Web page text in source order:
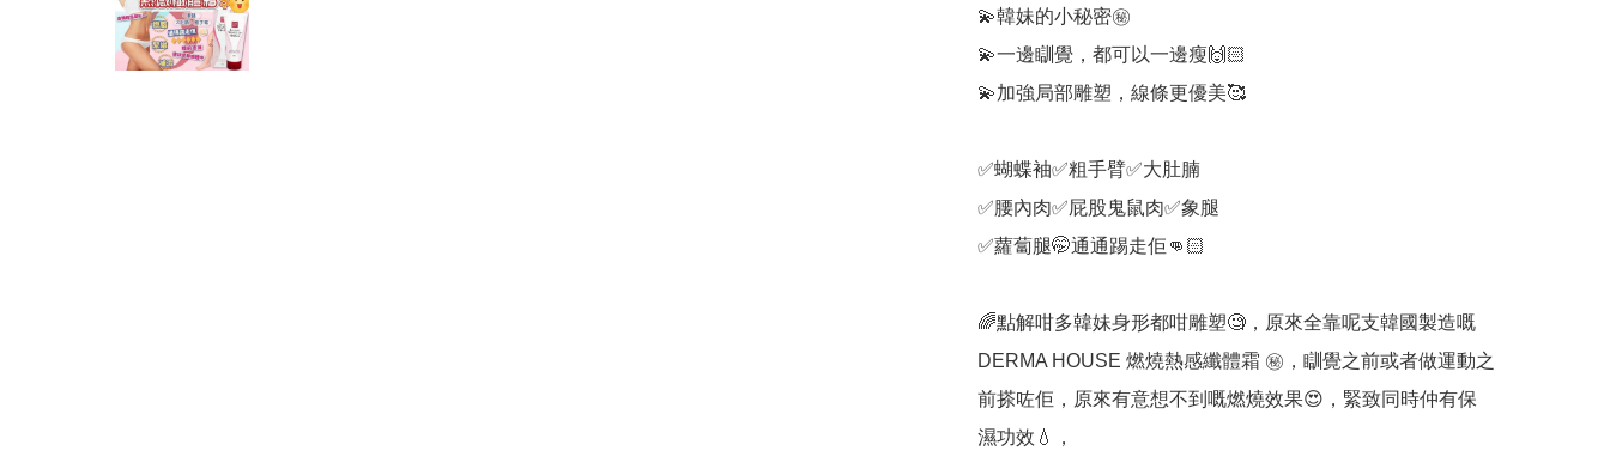
💫韓妹的小秘密㊙️
💫一邊瞓覺，都可以一邊瘦🙌🏻
💫加強局部雕塑，線條更優美🥰
✅蝴蝶袖✅粗手臂✅大肚腩
✅腰內肉✅屁股鬼鼠肉✅象腿
✅蘿蔔腿🤭通通踢走佢👊🏻
🌈點解咁多韓妹身形都咁雕塑🧐，原來全靠呢支韓國製造嘅
DERMA HOUSE 燃燒熱感纖體霜 ㊙️，瞓覺之前或者做運動之
前搽咗佢，原來有意想不到嘅燃燒效果😍，緊致同時仲有保
濕功效💧，